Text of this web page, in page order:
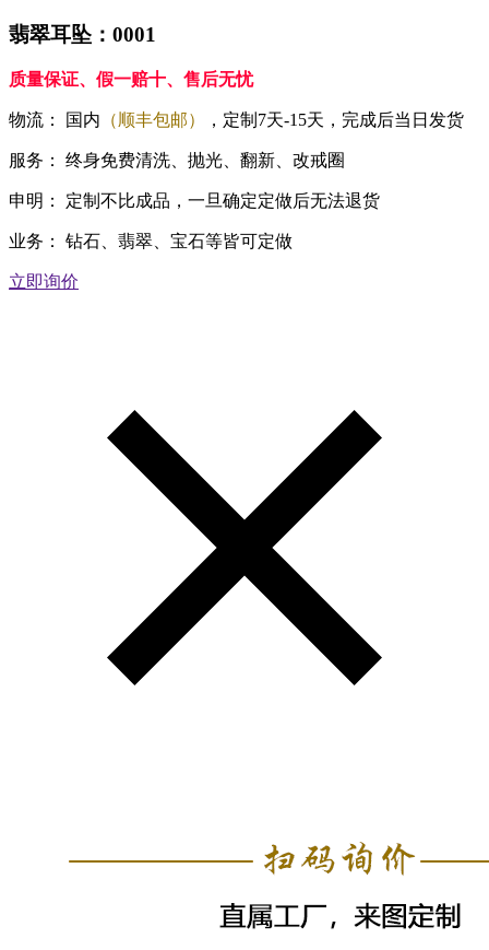
翡翠耳坠：0001
质量保证、假一赔十、售后无忧
物流： 国内 （顺丰包邮） ，定制7天-15天，完成后当日发货
服务： 终身免费清洗、抛光、翻新、改戒圈
申明： 定制不比成品，一旦确定定做后无法退货
业务： 钻石、翡翠、宝石等皆可定做
立即询价